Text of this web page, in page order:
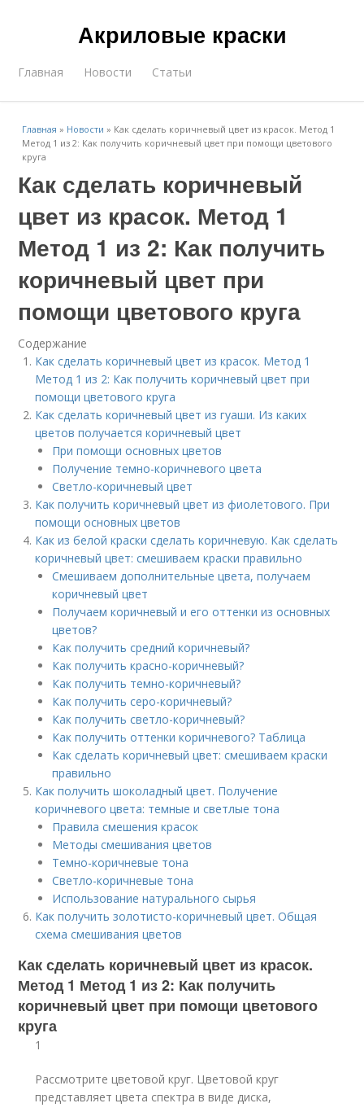
Акриловые краски
Главная Новости Статьи
Главная » Новости » Как сделать коричневый цвет из красок. Метод 1
Метод 1 из 2: Как получить коричневый цвет при помощи цветового
круга
Как сделать коричневый
цвет из красок. Метод 1
Метод 1 из 2: Как получить
коричневый цвет при
помощи цветового круга
Содержание
Как сделать коричневый цвет из красок. Метод 1
Метод 1 из 2: Как получить коричневый цвет при
помощи цветового круга
Как сделать коричневый цвет из гуаши. Из каких
цветов получается коричневый цвет
При помощи основных цветов
Получение темно-коричневого цвета
Светло-коричневый цвет
Как получить коричневый цвет из фиолетового. При
помощи основных цветов
Как из белой краски сделать коричневую. Как сделать
коричневый цвет: смешиваем краски правильно
Смешиваем дополнительные цвета, получаем
коричневый цвет
Получаем коричневый и его оттенки из основных
цветов?
Как получить средний коричневый?
Как получить красно-коричневый?
Как получить темно-коричневый?
Как получить серо-коричневый?
Как получить светло-коричневый?
Как получить оттенки коричневого? Таблица
Как сделать коричневый цвет: смешиваем краски
правильно
Как получить шоколадный цвет. Получение
коричневого цвета: темные и светлые тона
Правила смешения красок
Методы смешивания цветов
Темно-коричневые тона
Светло-коричневые тона
Использование натурального сырья
Как получить золотисто-коричневый цвет. Общая
схема смешивания цветов
Как сделать коричневый цвет из красок.
Метод 1 Метод 1 из 2: Как получить
коричневый цвет при помощи цветового
круга
1
Рассмотрите цветовой круг. Цветовой круг
представляет цвета спектра в виде диска,